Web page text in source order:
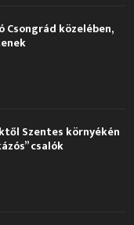
közelében,
Szentes környékén
csalók